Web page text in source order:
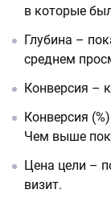
в которые
Глубина –
среднем
Конверсия –
Конверсия
Чем выше
Цена цели –
визит.